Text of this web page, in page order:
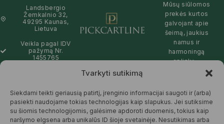
Tvarkyti sutikimą
Siekdami teikti geriausią patirtį, įrenginio informacijai saugoti ir (arba)
pasiekti naudojame tokias technologijas kaip slapukus. Jei sutiksime
su šiomis technologijomis, galėsime apdoroti duomenis, tokius kaip
naršymo elgsena arba unikalūs ID šioje svetainėje. Nesutikimas arba
Landsbergio
Žemkalnio 32,
49295 Kaunas,
Lietuva
Veikla pagal IDV
pažymą Nr.
1455765
09:00 - 19:00
Mūsų siūlomos
prekės kurtos
galvojant apie
šeimą, jaukius
namus ir
harmoningą
aplinką –
draugiškos tiek
Jums, tiek
gamtai.